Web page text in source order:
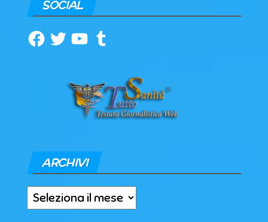
SOCIAL
Facebook
TwitterYouTubeTumblr
ARCHIVI
Archivi